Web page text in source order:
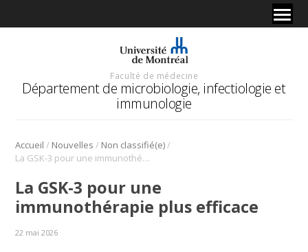
Faculté de médecine
Département de microbiologie, infectiologie et
immunologie
Accueil / Nouvelles / Non classifié(e)/
La GSK-3 pour une immunothérapie plus efficace
La GSK-3 pour une
immunothérapie plus efficace
22 mai 2026